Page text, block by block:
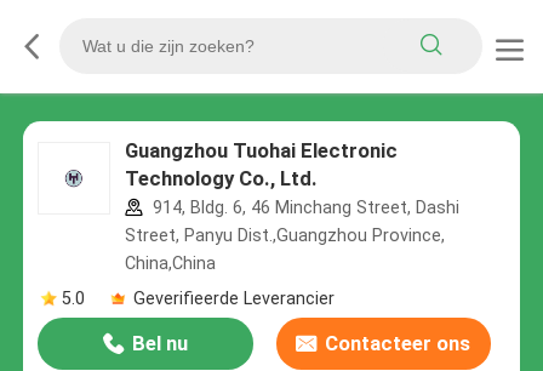
Guangzhou Tuohai Electronic
Technology Co., Ltd.
914, Bldg. 6, 46 Minchang Street, Dashi
Street, Panyu Dist.,Guangzhou Province,
China,China
5.0
Geverifieerde Leverancier
Bel nu Contacteer ons